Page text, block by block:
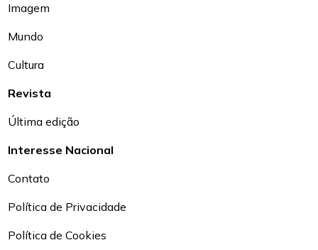
Imagem
Mundo
Cultura
Revista
Última edição
Interesse Nacional
Contato
Política de Privacidade
Política de Cookies